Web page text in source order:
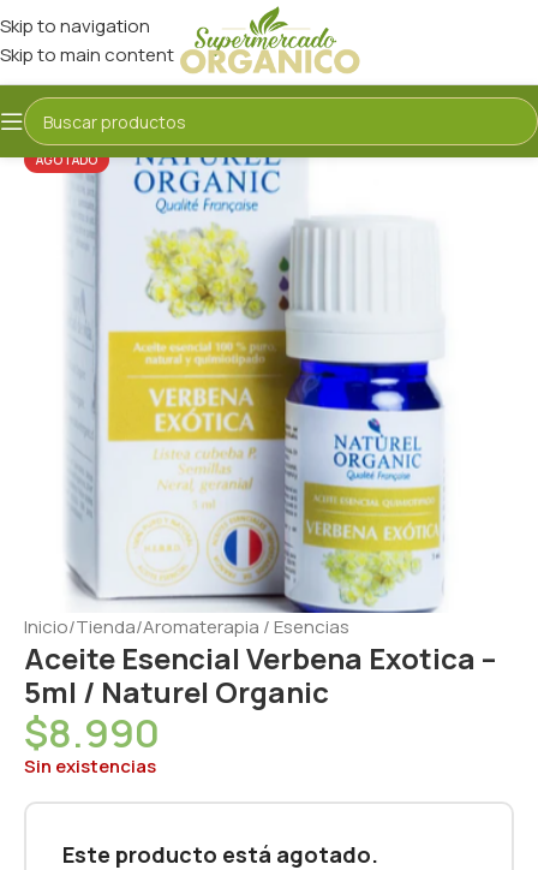
Skip to navigation
Skip to main content
AGOTADO
Inicio/Tienda/Aromaterapia / Esencias
Aceite Esencial Verbena Exotica –
5ml / Naturel Organic
$8.990
Sin existencias
Este producto está agotado.